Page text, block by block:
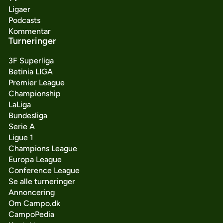
Ligaer
Podcasts
Kommentar
Turneringer
3F Superliga
Betinia LIGA
Premier League
Championship
LaLiga
Bundesliga
Serie A
Ligue 1
Champions League
Europa League
Conference League
Se alle turneringer
Annoncering
Om Campo.dk
CampoPedia